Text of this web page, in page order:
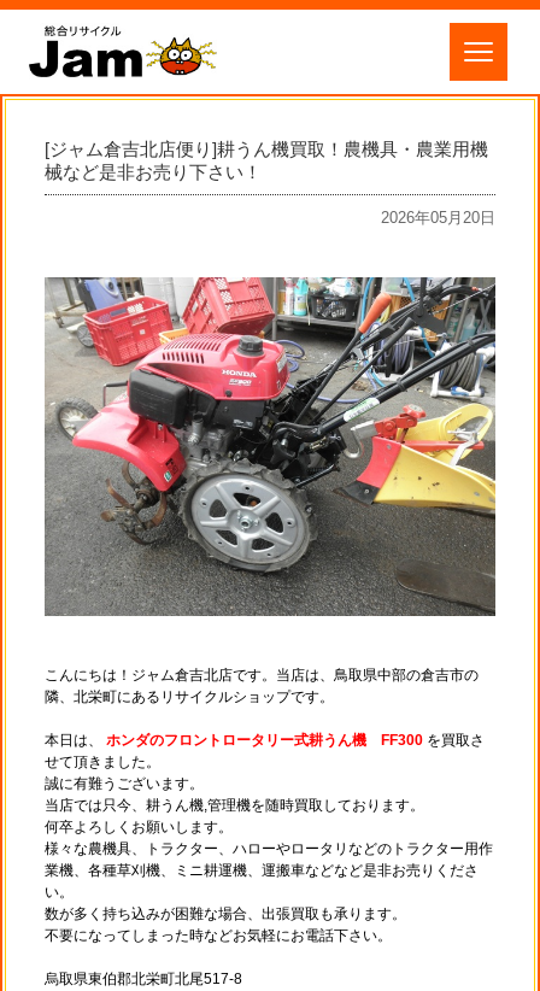
[ジャム倉吉北店便り]耕うん機買取！農機具・農業用機
械など是非お売り下さい！
2026年05月20日
こんにちは！ジャム倉吉北店です。当店は、鳥取県中部の倉吉市の
隣、北栄町にあるリサイクルショップです。
本日は、 ホンダのフロントロータリー式耕うん機 FF300 を買取さ
せて頂きました。
誠に有難うございます。
当店では只今、耕うん機,管理機を随時買取しております。
何卒よろしくお願いします。
様々な農機具、トラクター、ハローやロータリなどのトラクター用作
業機、各種草刈機、ミニ耕運機、運搬車などなど是非お売りくださ
い。
数が多く持ち込みが困難な場合、出張買取も承ります。
不要になってしまった時などお気軽にお電話下さい。
烏取県東伯郡北栄町北尾517-8